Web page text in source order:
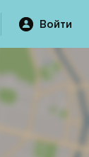
Войти